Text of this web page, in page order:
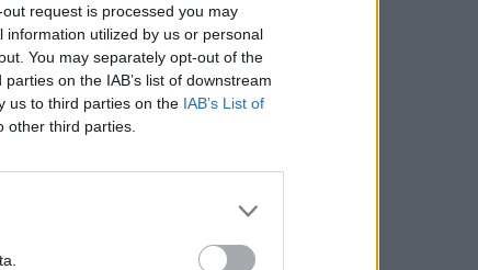
request is processed you may
utilized by us or personal
You may separately opt-out of the
on the IAB’s list of downstream
us to third parties on the IAB’s List of
other third parties.
bývalého